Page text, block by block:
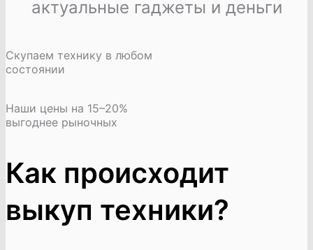
актуальные гаджеты и деньги
Скупаем технику в любом
состоянии
Наши цены на 15–20%
выгоднее рыночных
Как происходит
выкуп техники?